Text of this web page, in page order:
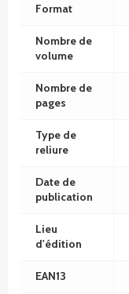
Format
Nombre de
volume
Nombre de
pages
Type de
reliure
Date de
publication
Lieu
d'édition
EAN13